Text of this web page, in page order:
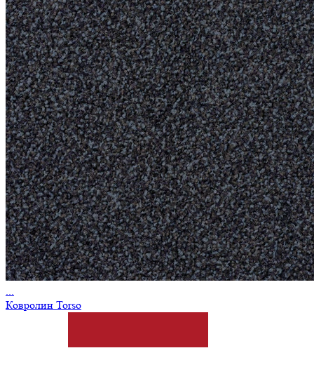
...
Ковролин Torso